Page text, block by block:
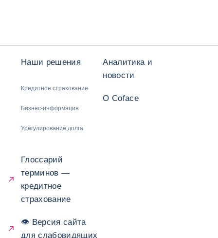
Наши решения
Кредитное страхование
Бизнес-информация
Урегулирование долга
Аналитика и
новости
О Coface
Глоссарий
терминов —
кредитное
страхование
👁 Версия сайта
для слабовидящих